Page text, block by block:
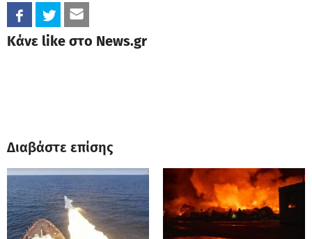
Κάνε like στο News.gr
Διαβάστε επίσης